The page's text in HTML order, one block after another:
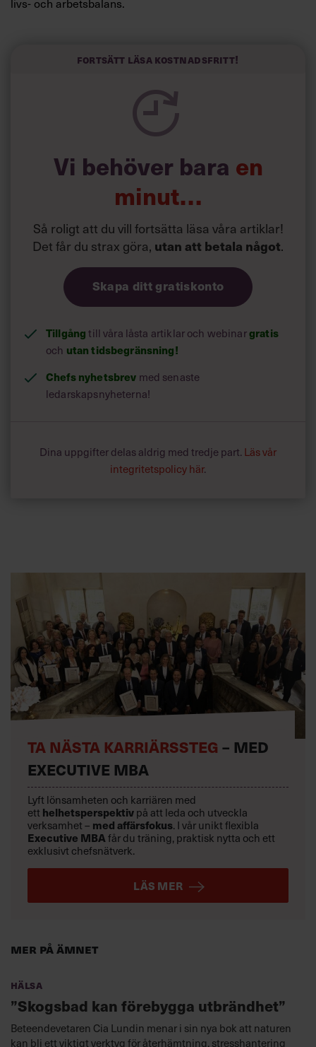
livs- och arbetsbalans.
har kommit en lång bit på vägen finns det fortfarande
våra personliga och professionella jag”, säger
, Director of People Enablement hos Remote, i ett
väst, bör vända blicken mot Oceanien.
Fortsätt läsa kostnadsfritt!
Vi behöver bara en
minut…
Så roligt att du vill fortsätta läsa våra artiklar!
Det får du strax göra, utan att betala något.
Skapa ditt gratiskonto
Tillgång till våra låsta artiklar och webinargratis
och utan tidsbegränsning!
Chefs nyhetsbrev med senaste
ledarskapsnyheterna!
Dina uppgifter delas aldrig med tredje part. Läs vår
integritetspolicy här.
Mer på ämnet
Hälsa
”Skogsbad kan förebygga utbrändhet”
Beteendevetaren Cia Lundin menar i sin nya bok att naturen
kan bli ett viktigt verktyg för återhämtning, stresshantering
TA NÄSTA KARRIÄRSSTEG – MED
EXECUTIVE MBA
Lyft lönsamheten och karriären med
ett helhetsperspektiv på att leda och utveckla
verksamhet – med affärsfokus. I vår unikt flexibla
Executive MBAfår du träning, praktisk nytta och ett
exklusivt chefsnätverk.
LÄS MER